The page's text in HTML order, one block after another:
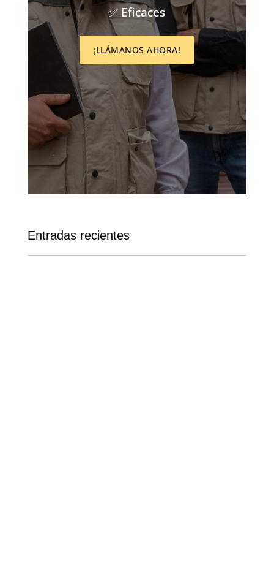
✅ Eficaces
¡LLÁMANOS AHORA!
Entradas recientes